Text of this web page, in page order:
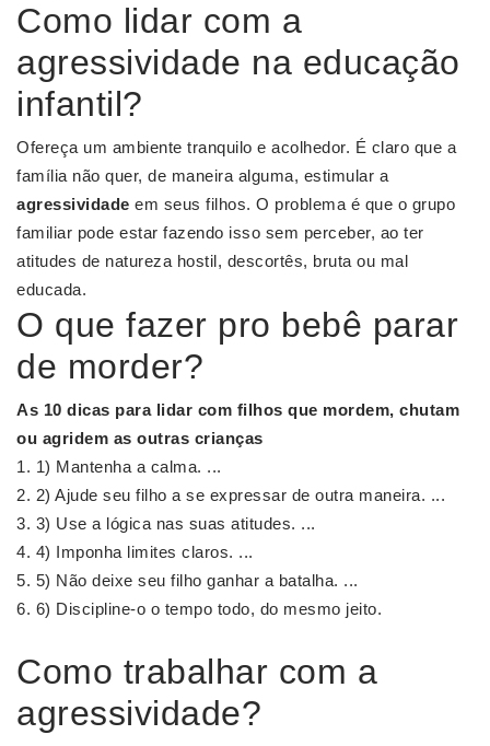
Como lidar com a
agressividade na educação
infantil?
Ofereça um ambiente tranquilo e acolhedor. É claro que a
família não quer, de maneira alguma, estimular a
agressividade em seus filhos. O problema é que o grupo
familiar pode estar fazendo isso sem perceber, ao ter
atitudes de natureza hostil, descortês, bruta ou mal
educada.
O que fazer pro bebê parar
de morder?
As 10 dicas paralidar com filhos que mordem, chutam
ou agridem as outras crianças
1) Mantenha a calma. ...
2) Ajude seu filho a se expressar de outra maneira. ...
3) Use a lógica nas suas atitudes. ...
4) Imponha limites claros. ...
5) Não deixe seu filho ganhar a batalha. ...
6) Discipline-o o tempo todo, do mesmo jeito.
Como trabalhar com a
agressividade?